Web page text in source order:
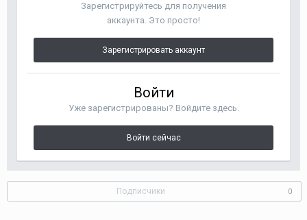
Зарегистрируйтесь для получения
аккаунта. Это просто!
Зарегистрировать аккаунт
Войти
Уже зарегистрированы? Войдите здесь.
Войти сейчас
Подписчики 0